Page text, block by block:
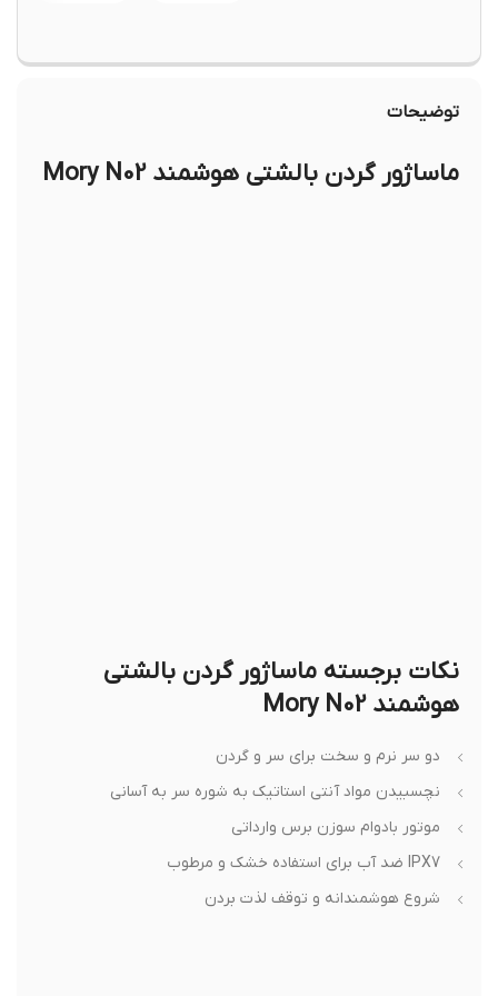
توضیحات
ماساژور گردن بالشتی هوشمند Mory N02
نکات برجسته ماساژور گردن بالشتی
هوشمند Mory N02
دو سر نرم و سخت برای سر و گردن
نچسبیدن مواد آنتی استاتیک به شوره سر به آسانی
موتور بادوام سوزن برس وارداتی
IPX7 ضد آب برای استفاده خشک و مرطوب
شروع هوشمندانه و توقف لذت بردن